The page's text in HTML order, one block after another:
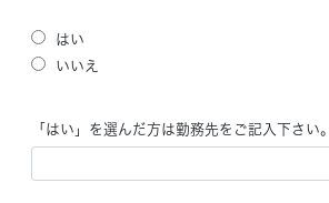
はい
いいえ
「はい」を選んだ方は勤務先をご記入下さい。